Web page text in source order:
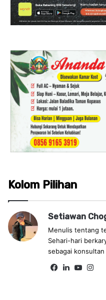
Kolom Pilihan
Setiawan
Menulis tentang
Sehari-hari
sebagai
Fa Lin Yo